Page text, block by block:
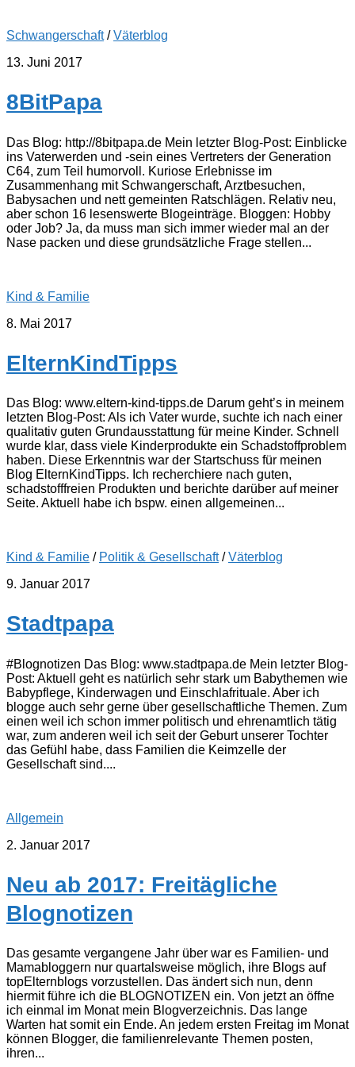
Schwangerschaft/Väterblog
13. Juni 2017
8BitPapa
Das Blog: http://8bitpapa.de Mein letzter Blog-Post: Einblicke
ins Vaterwerden und -sein eines Vertreters der Generation
C64, zum Teil humorvoll. Kuriose Erlebnisse im
Zusammenhang mit Schwangerschaft, Arztbesuchen,
Babysachen und nett gemeinten Ratschlägen. Relativ neu,
aber schon 16 lesenswerte Blogeinträge. Bloggen: Hobby
oder Job? Ja, da muss man sich immer wieder mal an der
Nase packen und diese grundsätzliche Frage stellen...
Kind & Familie
8. Mai 2017
ElternKindTipps
Das Blog: www.eltern-kind-tipps.de Darum geht’s in meinem
letzten Blog-Post: Als ich Vater wurde, suchte ich nach einer
qualitativ guten Grundausstattung für meine Kinder. Schnell
wurde klar, dass viele Kinderprodukte ein Schadstoffproblem
haben. Diese Erkenntnis war der Startschuss für meinen
Blog ElternKindTipps. Ich recherchiere nach guten,
schadstofffreien Produkten und berichte darüber auf meiner
Seite. Aktuell habe ich bspw. einen allgemeinen...
Kind & Familie / Politik & Gesellschaft/Väterblog
9. Januar 2017
Stadtpapa
#Blognotizen Das Blog: www.stadtpapa.de Mein letzter Blog-
Post: Aktuell geht es natürlich sehr stark um Babythemen wie
Babypflege, Kinderwagen und Einschlafrituale. Aber ich
blogge auch sehr gerne über gesellschaftliche Themen. Zum
einen weil ich schon immer politisch und ehrenamtlich tätig
war, zum anderen weil ich seit der Geburt unserer Tochter
das Gefühl habe, dass Familien die Keimzelle der
Gesellschaft sind....
Allgemein
2. Januar 2017
Neu ab 2017: Freitägliche
Blognotizen
Das gesamte vergangene Jahr über war es Familien- und
Mamabloggern nur quartalsweise möglich, ihre Blogs auf
topElternblogs vorzustellen. Das ändert sich nun, denn
hiermit führe ich die BLOGNOTIZEN ein. Von jetzt an öffne
ich einmal im Monat mein Blogverzeichnis. Das lange
Warten hat somit ein Ende. An jedem ersten Freitag im Monat
können Blogger, die familienrelevante Themen posten,
ihren...